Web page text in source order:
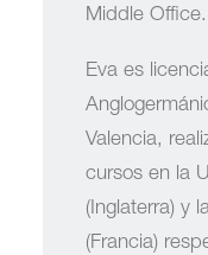
Middle Office.
Eva es
Valencia,
cursos en la
(Inglaterra) y
(Francia)